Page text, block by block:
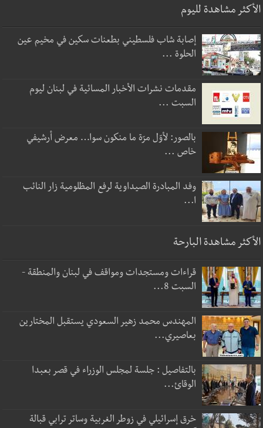
الأكثر مشاهدة لليوم
إصابة شاب فلسطيني بطعنات سكين في مخيم عين
الحلوة ...
مقدمات نشرات الأخبار المسائية في لبنان ليوم
السبت ...
بالصور: لأوّل مرّة ما منكون سوا… معرض أرشيفي
خاص ...
وفد المبادرة الصيداوية لرفع المظلومية زار النائب
ا...
الأكثر مشاهدة البارحة
قراءات ومستجدات ومواقف في لبنان والمنطقة -
السبت 8...
المهندس محمد زهير السعودي يستقبل المختارين
بعاصيري...
بالتفاصيل : جلسة لمجلس الوزراء في قصر بعبدا
الوقائ...
خرق إسرائيلي في زوطر الغربية وساتر ترابي قبالة